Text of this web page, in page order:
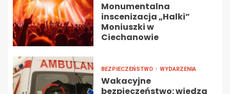
Monumentalna
inscenizacja „Halki”
Moniuszki w
Ciechanowie
BEZPIECZEŃSTWO WYDARZENIA
Wakacyjne
bezpieczeństwo: wiedza